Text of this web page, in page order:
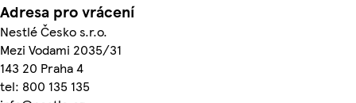
Adresa pro vrácení
Nestlé Česko s.r.o.
Mezi Vodami 2035/31
143 20 Praha 4
tel: 800 135 135